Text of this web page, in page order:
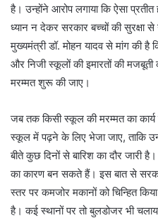
है। उन्होंने आरोप लगाया कि ऐसा
ध्यान न देकर सरकार बच्चों की सुरक्षा
मुख्यमंत्री डॉ. मोहन यादव से मांग की
और निजी स्कूलों की इमारतों की
मरम्मत शुरू की जाए।
जब तक किसी स्कूल की मरम्मत का
स्कूल में पढ़ने के लिए भेजा जाए, ताकि
बीते कुछ दिनों से बारिश का दौर जारी
का कारण बन सकते हैं। इस बात से
स्तर पर कमजोर मकानों को चिन्हित
है। कई स्थानों पर तो बुलडोजर भी